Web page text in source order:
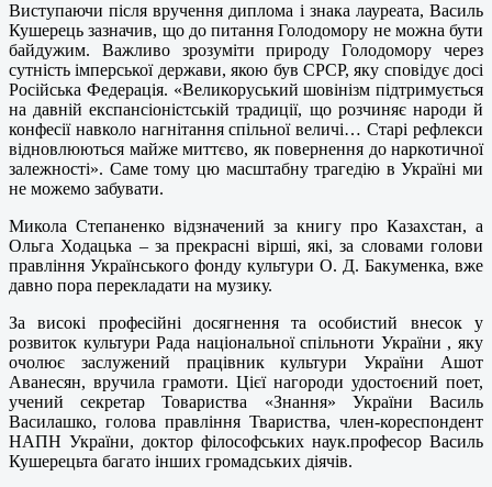
Виступаючи після вручення диплома і знака лауреата, Василь
Кушерець зазначив, що до питання Голодомору не можна бути
байдужим. Важливо зрозуміти природу Голодомору через
сутність імперської держави, якою був СРСР, яку сповідує досі
Російська Федерація. «Великоруський шовінізм підтримується
на давній експансіоністській традиції, що розчиняє народи й
конфесії навколо нагнітання спільної величі… Старі рефлекси
відновлюються майже миттєво, як повернення до наркотичної
залежності». Саме тому цю масштабну трагедію в Україні ми
не можемо забувати.
Микола Степаненко відзначений за книгу про Казахстан, а
Ольга Ходацька – за прекрасні вірші, які, за словами голови
правління Українського фонду культури О. Д. Бакуменка, вже
давно пора перекладати на музику.
За високі професійні досягнення та особистий внесок у
розвиток культури Рада національної спільноти України , яку
очолює заслужений працівник культури України Ашот
Аванесян, вручила грамоти. Цієї нагороди удостоєний поет,
учений секретар Товариства «Знання» України Василь
Василашко, голова правління Твариства, член-кореспондент
НАПН України, доктор філософських наук.професор Василь
Кушерецьта багато інших громадських діячів.